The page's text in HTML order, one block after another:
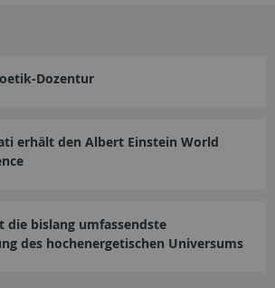
Dozentur
erhält den Albert Einstein World
die bislang umfassendste
des hochenergetischen Universums